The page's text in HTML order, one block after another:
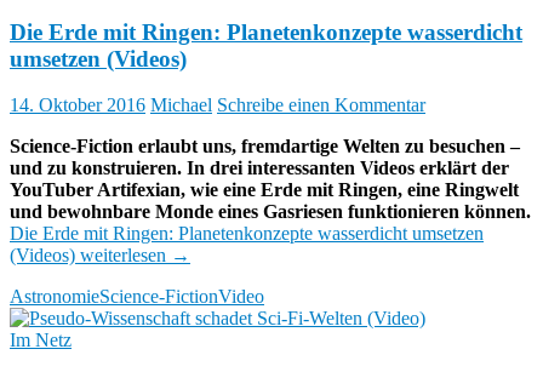
Die Erde mit Ringen: Planetenkonzepte wasserdicht
umsetzen (Videos)
14. Oktober 2016 Michael Schreibe einen Kommentar
Science-Fiction erlaubt uns, fremdartige Welten zu besuchen –
und zu konstruieren. In drei interessanten Videos erklärt der
YouTuber Artifexian, wie eine Erde mit Ringen, eine Ringwelt
und bewohnbare Monde eines Gasriesen funktionieren können.
Die Erde mit Ringen: Planetenkonzepte wasserdicht umsetzen
(Videos) weiterlesen →
AstronomieScience-FictionVideo
Im Netz